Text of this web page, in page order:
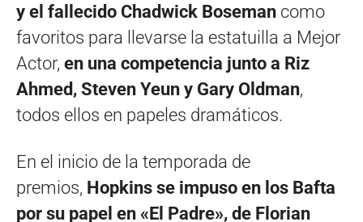
y el fallecido Chadwick Boseman como
favoritos para llevarse la estatuilla a Mejor
Actor, en una competencia junto a Riz
Ahmed, Steven Yeun y Gary Oldman,
todos ellos en papeles dramáticos.
En el inicio de la temporada de
premios, Hopkins se impuso en los Bafta
por su papel en «El Padre», de Florian